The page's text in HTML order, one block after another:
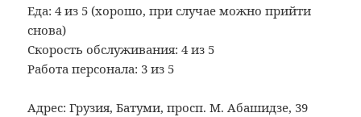
Еда: 4 из 5 (хорошо, при случае можно прийти
снова)
Скорость обслуживания: 4 из 5
Работа персонала: 3 из 5
Адрес: Грузия, Батуми, просп. М. Абашидзе, 39